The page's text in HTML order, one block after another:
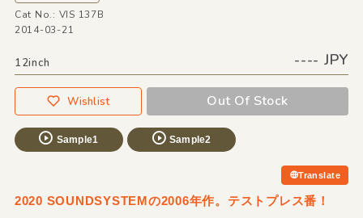
Cat No.: VIS 137B
2014-03-21
12inch ---- JPY
Wishlist Out Of Stock
Sample1 Sample2
Translate
2020 SOUNDSYSTEMの2006年作。テストプレス番！